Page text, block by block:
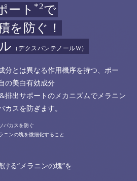
ート *2で
を防ぐ！
（デクスパンテノールW）
分とは異なる作用機序を持つ、ポー
の美白有効成分
排出サポートのメカニズムでメラニン
スを防ぎます。
バカスを防ぐ
ニンの塊を微細化すること
ける“メラニンの塊”を